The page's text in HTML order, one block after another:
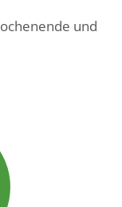
und